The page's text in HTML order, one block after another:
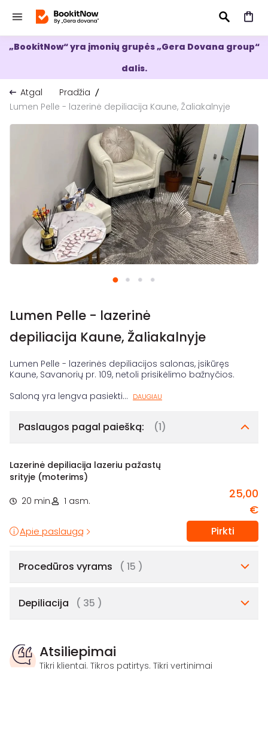
IEŠKOTI
„BookitNow“ yra įmonių grupės „Gera Dovana group“
dalis.
Atgal
Pradžia
Lumen Pelle - lazerinė depiliacija Kaune, Žaliakalnyje
Lumen Pelle - lazerinė
depiliacija Kaune, Žaliakalnyje
Lumen Pelle - lazerinės depiliacijos salonas, įsikūręs
Kaune, Savanorių pr. 109, netoli prisikėlimo bažnyčios.
Saloną yra lengva pasiekti... DAUGIAU
Paslaugos pagal paiešką: (1)
Lazerinė depiliacija lazeriu pažastų
srityje (moterims)
20 min. 1 asm.
25,00
€
Apie paslaugą Pirkti
Procedūros vyrams ( 15 )
Depiliacija ( 35 )
Atsiliepimai
Tikri klientai. Tikros patirtys. Tikri vertinimai